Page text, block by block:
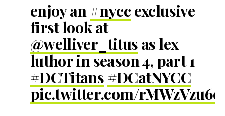
enjoy an #nyccexclusive
first look at
@welliver_titusas lex
luthor in season 4, part 1
#DCTitans#DCatNYCC
pic.twitter.com/